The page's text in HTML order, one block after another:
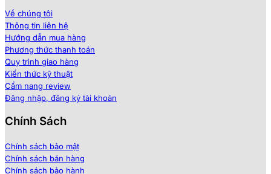
Mua súng bắn keo nến dùng điện chính hãng, giá
Với những ưu điểm vượt trội, súng bắn keo dùng điện
đang trở thành một công cụ không thể thiếu trong nhiều
lĩnh vực sản xuất và gia công. Sở hữu một chiếc súng
bắn keo chất lượng sẽ giúp bạn nâng cao hiệu quả công
việc và tiết kiệm đáng kể thời gian, công sức. Hãy lựa
chọn mua súng bắn keo chính hãng tại các địa chỉ uy tín
như Hitami để có được trải nghiệm sử dụng tốt nhất.
Về chúng tôi
Thông tin liên hệ
Hướng dẫn mua hàng
Phương thức thanh toán
Quy trình giao hàng
Kiến thức kỹ thuật
Cẩm nang review
Đăng nhập, đăng ký tài khoản
Chính Sách
Chính sách bảo mật
Chính sách bán hàng
Chính sách bảo hành